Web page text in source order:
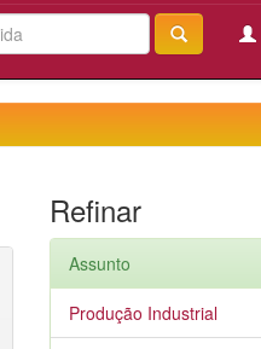
Refinar
Assunto
Produção Industrial